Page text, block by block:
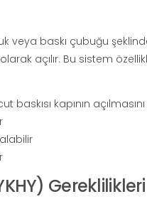
veya baskı çubuğu
açılır. Bu sistem
baskısı kapının
Gereklilikleri